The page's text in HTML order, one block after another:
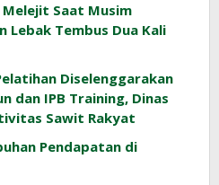
Saat Musim
Lebak Tembus Dua Kali
Diselenggarakan
dan IPB Training, Dinas
Sawit Rakyat
Pendapatan di